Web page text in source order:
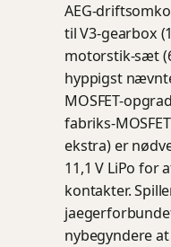
AEG-
til V3-gearbox
motorstik-sæt
hyppigst
MOSFET-
fabriks-
ekstra) er
11,1 V LiPo for
kontakter.
nybegyndere